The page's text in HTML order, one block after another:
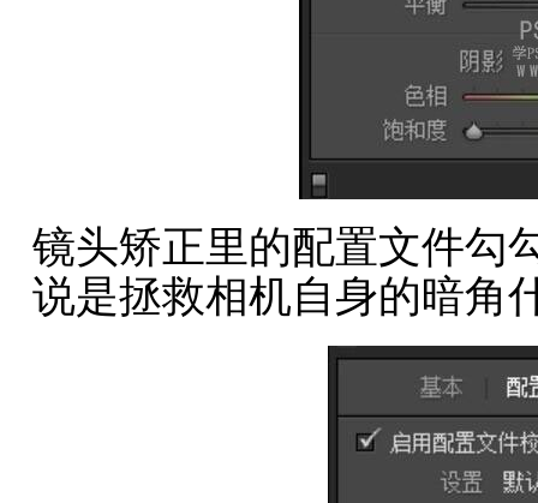
镜头矫正里的配置文件勾
说是拯救相机自身的暗角